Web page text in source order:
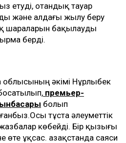
етуді, отандық тауар
және алдағы жылу беру
шараларын бақылауды
берді.
облысының әкімі Нұрлыбек
премьер-
болып
тұста әлеуметтік
көбейді. Бір қызығы
өте ұқсас. Қазақстанда саяси